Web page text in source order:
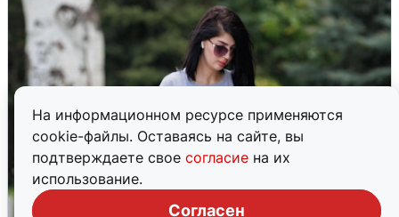
На информационном ресурсе применяются
cookie-файлы. Оставаясь на сайте, вы
подтверждаете свое согласие на их
использование.
Согласен